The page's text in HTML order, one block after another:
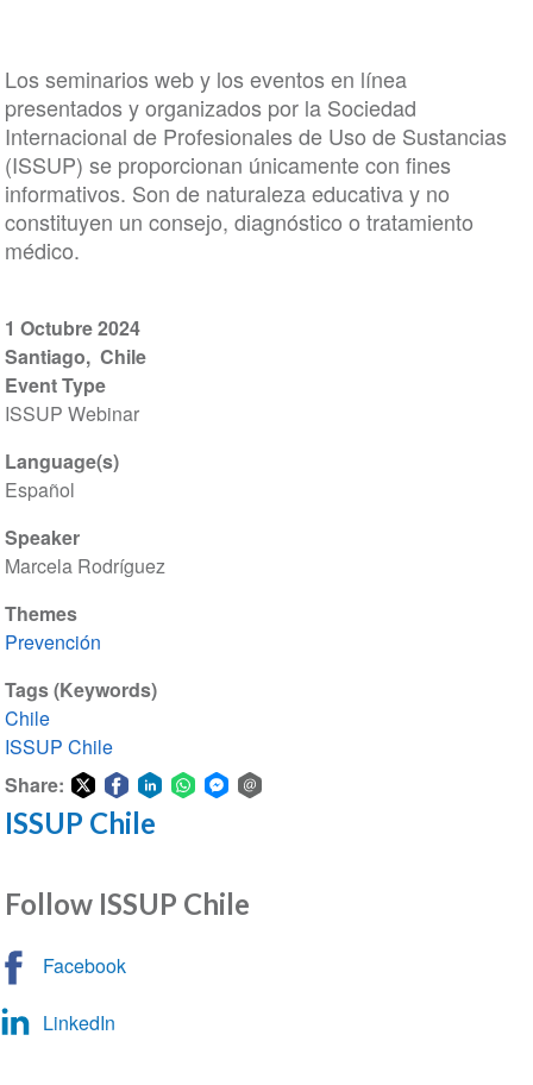
1 Octubre 2024
Santiago Chile
Event Type
ISSUP Webinar
Language(s)
Español
Speaker
Marcela Rodríguez
Themes
Prevención
Tags (Keywords)
Chile
ISSUP Chile
Share:
ShareShareShare
Messenger
Los seminarios web y los eventos en línea
presentados y organizados por la Sociedad
Internacional de Profesionales de Uso de Sustancias
(ISSUP) se proporcionan únicamente con fines
informativos. Son de naturaleza educativa y no
constituyen un consejo, diagnóstico o tratamiento
médico.
ISSUP Chile
Follow ISSUP Chile
Facebook
LinkedIn